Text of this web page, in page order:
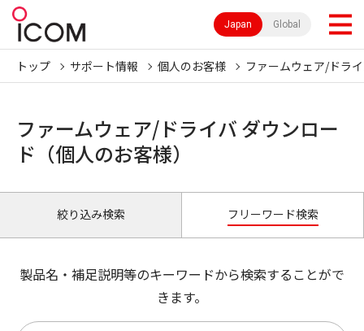
Japan Global
トップ サポート情報 個人のお客様 ファームウェア/ドラ
ファームウェア/ドライバ ダウンロー
ド（個人のお客様）
絞り込み検索 フリーワード検索
製品名・補足説明等のキーワードから検索することがで
きます。